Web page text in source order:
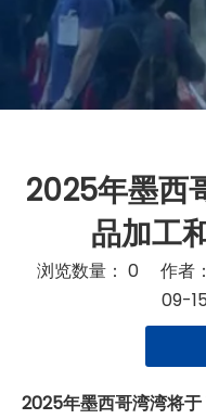
2025年墨西
品加工
浏览数量： 0作者：
09-
2025年墨西哥湾湾将于